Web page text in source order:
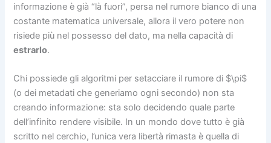
informazione è già “là fuori”, persa nel rumore bianco di una
costante matematica universale, allora il vero potere non
risiede più nel possesso del dato, ma nella capacità di
estrarlo.
Chi possiede gli algoritmi per setacciare il rumore di $\pi$
(o dei metadati che generiamo ogni secondo) non sta
creando informazione: sta solo decidendo quale parte
dell’infinito rendere visibile. In un mondo dove tutto è già
scritto nel cerchio, l’unica vera libertà rimasta è quella di